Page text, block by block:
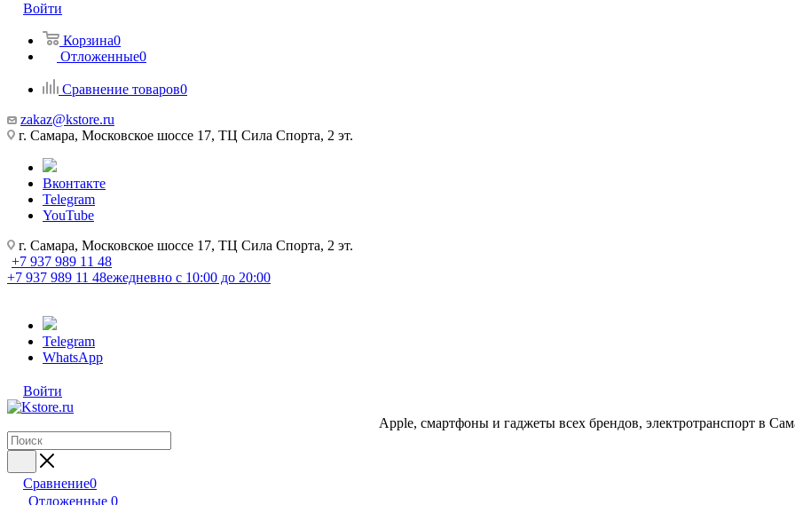
Войти
Корзина0
Отложенные0
Сравнение товаров0
zakaz@kstore.ru
г. Самара, Московское шоссе 17, ТЦ Сила Спорта, 2 эт.
Вконтакте
Telegram
YouTube
г. Самара, Московское шоссе 17, ТЦ Сила Спорта, 2 эт.
+7 937 989 11 48
+7 937 989 11 48ежедневно с 10:00 до 20:00
Telegram
WhatsApp
Войти
Apple, cмартфоны и гаджеты всех брендов, электротранспорт в
Сравнение0
Отложенные 0